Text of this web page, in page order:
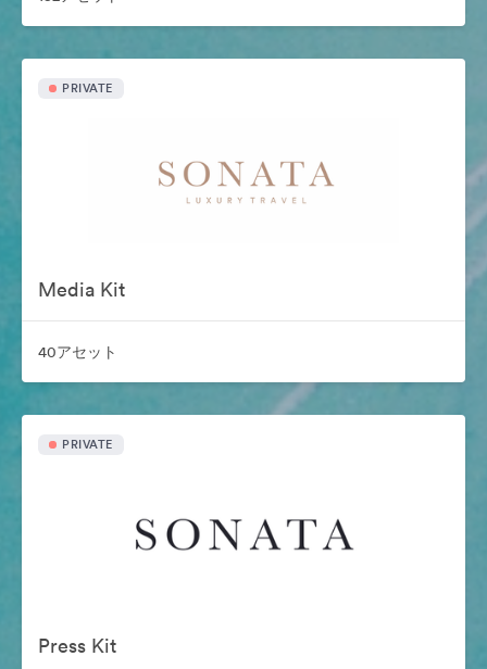
PRIVATE
Media Kit
40アセット
PRIVATE
Press Kit